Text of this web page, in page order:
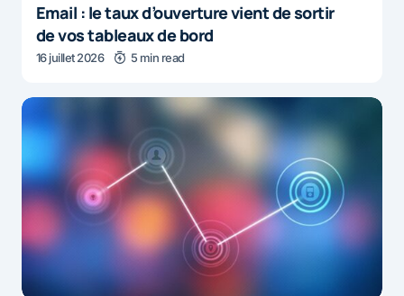
Email : le taux d’ouverture vient de sortir
de vos tableaux de bord
16 juillet 2026 5 min read